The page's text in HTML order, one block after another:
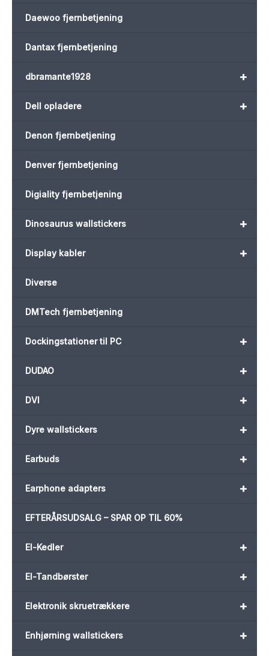
Daewoo fjernbetjening
Dantax fjernbetjening
+
dbramante1928
+
Dell opladere
Denon fjernbetjening
Denver fjernbetjening
Digiality fjernbetjening
+
Dinosaurus wallstickers
+
Display kabler
Diverse
DMTech fjernbetjening
+
Dockingstationer til PC
+
DUDAO
+
DVI
+
Dyre wallstickers
+
Earbuds
+
Earphone adapters
EFTERÅRSUDSALG – SPAR OP TIL 60%
+
El-Kedler
+
El-Tandbørster
+
Elektronik skruetrækkere
+
Enhjørning wallstickers